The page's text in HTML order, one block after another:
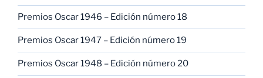
Premios Oscar 1946 – Edición número 18
Premios Oscar 1947 – Edición número 19
Premios Oscar 1948 – Edición número 20